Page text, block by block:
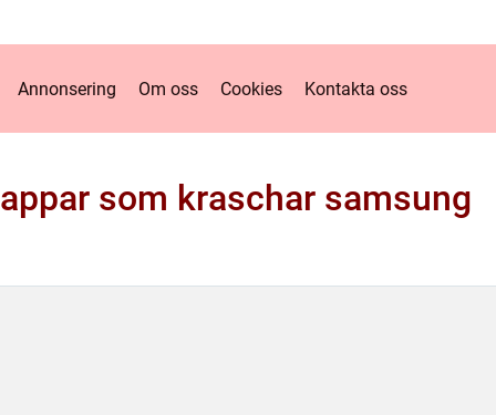
Annonsering Om oss Cookies Kontakta oss
appar som kraschar samsung